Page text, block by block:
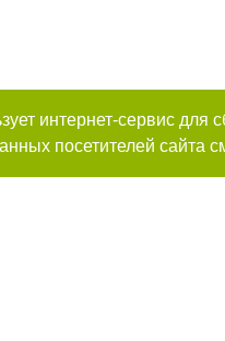
интернет-сервис
посетителей сайта